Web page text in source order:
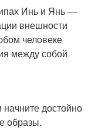
Инь и Янь —
внешности
человеке
между собой
достойно
образы.